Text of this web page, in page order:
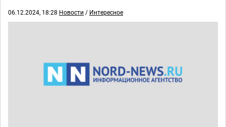
06.12.2024, 18:28 Новости / Интересное